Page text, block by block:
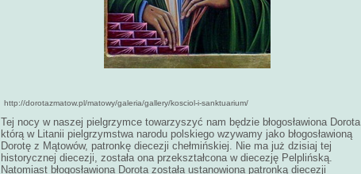
http://dorotazmatow.pl/matowy/galeria/gallery/kosciol-i-sanktuarium/
Tej nocy w naszej pielgrzymce towarzyszyć nam będzie błogosławiona
którą w Litanii pielgrzymstwa narodu polskiego wzywamy jako błogosławioną
Dorotę z Mątowów, patronkę diecezji chełmińskiej. Nie ma już dzisiaj tej
historycznej diecezji, została ona przekształcona w diecezję Pelplińską.
Natomiast błogosławiona Dorota została ustanowiona patronką diecezji